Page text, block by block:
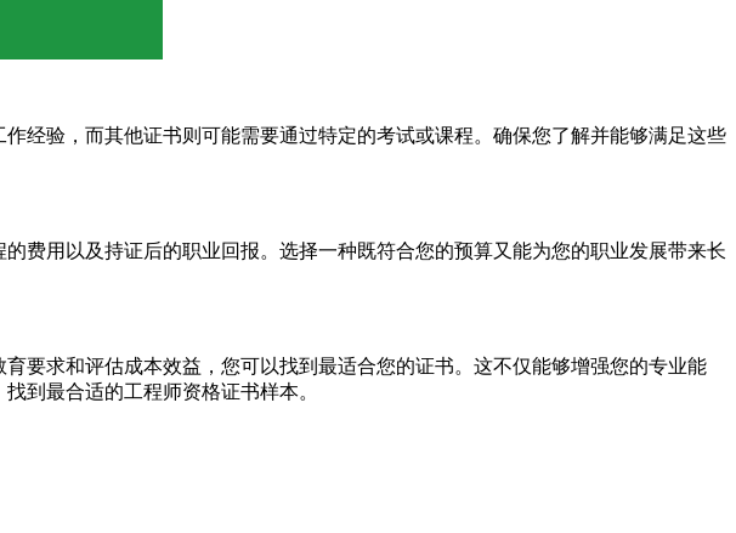
经验，而其他证书则可能需要通过特定的考试或课程。确保您了解并能够满足这些
费用以及持证后的职业回报。选择一种既符合您的预算又能为您的职业发展带来长
要求和评估成本效益，您可以找到最适合您的证书。这不仅能够增强您的专业能
到最合适的工程师资格证书样本。